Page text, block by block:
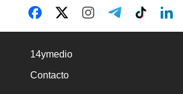
14ymedio
Contacto